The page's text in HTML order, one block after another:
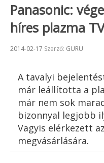
Panasonic:
híres plazma
Beküldve:
2014-02-17 Szerző: GURU
A tavalyi
már leállította a
már nem sok
bizonnyal legjobb
Vagyis elérkezett
megvásárlására.